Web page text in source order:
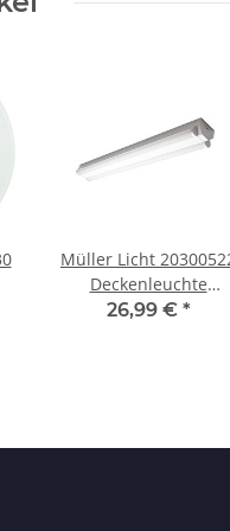
Müller Licht
Deckenleuchte
Wandlampe Basic 2
26,99 € *